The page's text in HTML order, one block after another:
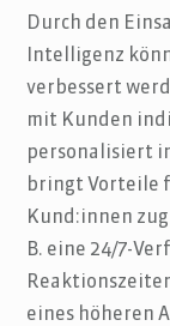
Durch den
Intelligenz
verbessert
mit Kunden
personalisiert
bringt Vorteile
Kund:innen
B. eine 24/7-
eines höheren